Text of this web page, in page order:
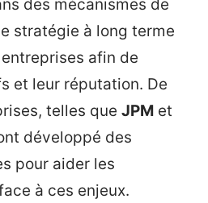
des mécanismes de
stratégie à long terme
afin de
et leur réputation. De
telles que JPM et
développé des
pour aider les
à ces enjeux.